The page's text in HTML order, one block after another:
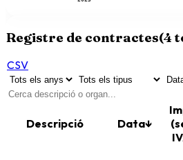
Registre de contractes(4
CSV
Descripció Data↓